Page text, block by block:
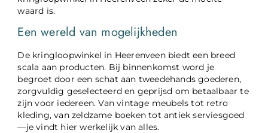
waard is.
Een wereld van mogelijkheden
De kringloopwinkel in Heerenveen biedt een breed
scala aan producten. Bij binnenkomst word je
begroet door een schat aan tweedehands goederen,
zorgvuldig geselecteerd en geprijsd om betaalbaar te
zijn voor iedereen. Van vintage meubels tot retro
kleding, van zeldzame boeken tot antiek serviesgoed
—je vindt hier werkelijk van alles.